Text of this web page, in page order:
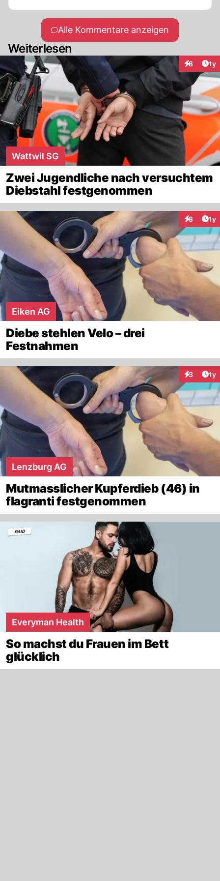
Alle Kommentare anzeigen
Weiterlesen
8 1y
Wattwil SG
Zwei Jugendliche nach versuchtem
Diebstahl festgenommen
8 1y
Eiken AG
Diebe stehlen Velo – drei
Festnahmen
3 1y
Lenzburg AG
Mutmasslicher Kupferdieb (46) in
flagranti festgenommen
Everyman Health
So machst du Frauen im Bett
glücklich